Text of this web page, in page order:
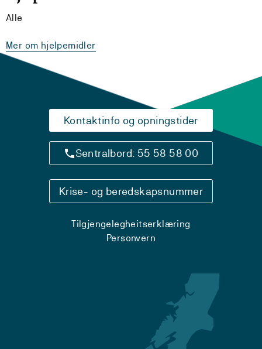
Alle
Mer om hjelpemidler
Kontaktinfo og opningstider
Sentralbord: 55 58 58 00
Krise- og beredskapsnummer
Tilgjengelegheitserklæring
Personvern